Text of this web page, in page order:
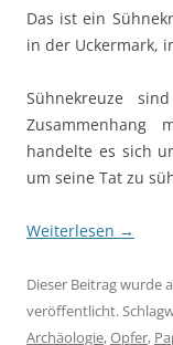
Das ist ein
in der Uckermark,
Sühnekreuze
Zusammenhang
handelte es sich
um seine Tat zu
Weiterlesen →
Dieser Beitrag wurde
veröffentlicht.
Archäologie,Opfer,